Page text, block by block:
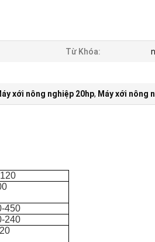
Từ Khóa:
xới nông nghiệp 20hp, Máy xới nông
450
240